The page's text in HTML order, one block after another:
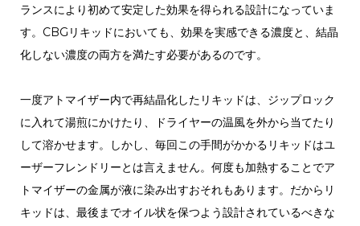
ランスにより初めて安定した効果を得られる設計になっていま
す。CBGリキッドにおいても、効果を実感できる濃度と、結晶
化しない濃度の両方を満たす必要があるのです。
一度アトマイザー内で再結晶化したリキッドは、ジップロック
に入れて湯煎にかけたり、ドライヤーの温風を外から当てたり
して溶かせます。しかし、毎回この手間がかかるリキッドはユ
ーザーフレンドリーとは言えません。何度も加熱することでア
トマイザーの金属が液に染み出すおそれもあります。だからリ
キッドは、最後までオイル状を保つよう設計されているべきな